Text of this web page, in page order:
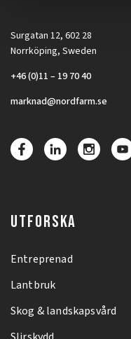
Surgatan 12, 602 28
Norrköping, Sweden
+46 (0)11 – 19 70 40
marknad@nordfarm.se
UTFORSKA
Entreprenad
Lantbruk
Skog & landskapsvård